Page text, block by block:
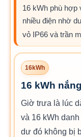
16 kWh phù hợp
nhiều điện nhờ
vỏ IP66 và trần
16kWh
16 kWh
Giờ trưa là lúc
và 16 kWh
dư đó không bị